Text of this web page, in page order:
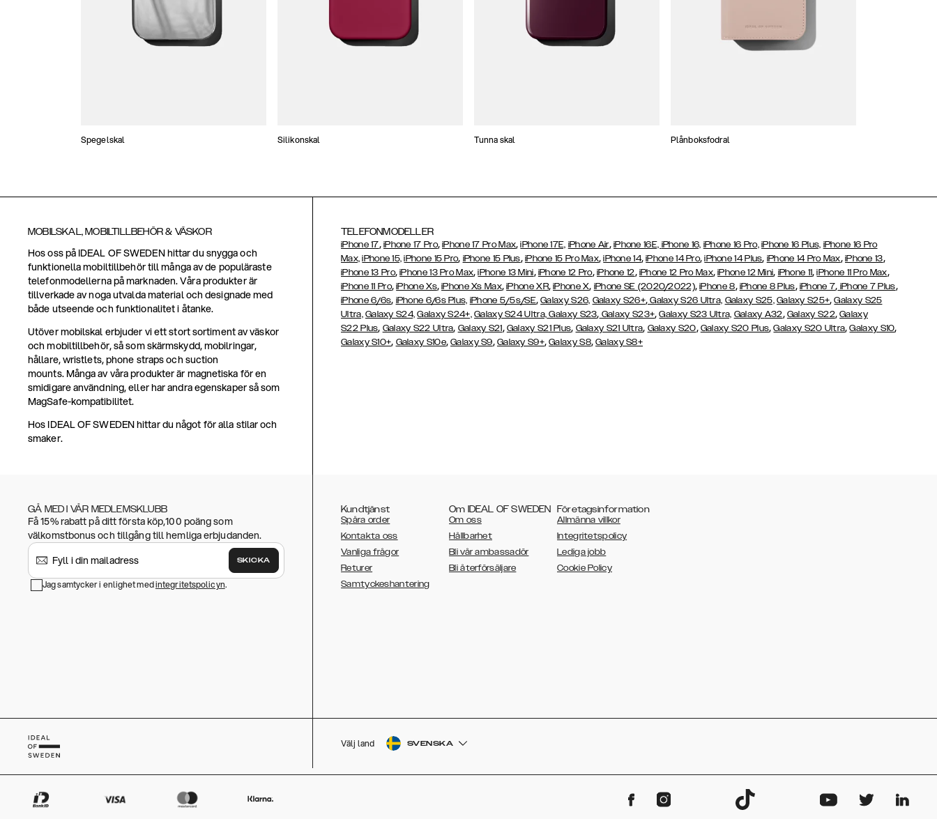
Spegelskal Silikonskal Tunna skal Plånboksfodral
MOBILSKAL, MOBILTILLBEHÖR & VÄSKOR
Hos oss på IDEAL OF SWEDEN hittar du snygga och
funktionella mobiltillbehör till många av de populäraste
telefonmodellerna på marknaden. Våra produkter är
tillverkade av noga utvalda material och designade med
både utseende och funktionalitet i åtanke.
Utöver mobilskal erbjuder vi ett stort sortiment av väskor
och mobiltillbehör, så som skärmskydd, mobilringar,
hållare, wristlets, phone straps och suction
mounts. Många av våra produkter är magnetiska för en
smidigare användning, eller har andra egenskaper så som
MagSafe-kompatibilitet.
Hos IDEAL OF SWEDEN hittar du något för alla stilar och
smaker.
TELEFONMODELLER
iPhone 17, iPhone 17 Pro,iPhone 17 Pro Max,iPhone 17E, iPhone Air, iPhone 16E, iPhone 16, iPhone 16 Pro, iPhone 16 Plus, iPhone 16 Pro
Max, iPhone 15, iPhone 15 Pro, iPhone 15 Plus, iPhone 15 Pro Max,iPhone 14,iPhone 14 Pro,iPhone 14 Plus, iPhone 14 Pro Max, iPhone 13,
iPhone 13 Pro,iPhone 13 Pro Max,iPhone 13 Mini, iPhone 12 Pro, iPhone 12, iPhone 12 Pro Max,iPhone 12 Mini, iPhone 11,iPhone 11 Pro Max,
iPhone 11 Pro,iPhone Xs,iPhone Xs Max,iPhone XR,iPhone X, iPhone SE (2020/2022),iPhone 8, iPhone 8 Plus, iPhone 7, iPhone 7 Plus,
iPhone 6/6s, iPhone 6/6s Plus, iPhone 5/5s/SE,Galaxy S26, Galaxy S26+,Galaxy S26 Ultra, Galaxy S25, Galaxy S25+,Galaxy S25
Ultra, Galaxy S24, Galaxy S24+, Galaxy S24 Ultra, Galaxy S23, Galaxy S23+,Galaxy S23 Ultra, Galaxy A32, Galaxy S22,Galaxy
S22 Plus, Galaxy S22 Ultra, Galaxy S21, Galaxy S21 Plus, Galaxy S21 Ultra, Galaxy S20, Galaxy S20 Plus,Galaxy S20 Ultra,Galaxy S10,
Galaxy S10+, Galaxy S10e,Galaxy S9, Galaxy S9+,Galaxy S8,Galaxy S8+
GÅ MED I VÅR MEDLEMSKLUBB
Få 15% rabatt på ditt första köp,100 poäng som
välkomstbonus och tillgång till hemliga erbjudanden.
SKICKA
Jag samtycker i enlighet medintegritetspolicyn.
Kundtjänst
Spåra order
Kontakta oss
Vanliga frågor
Returer
Samtyckeshantering
Om IDEAL OF SWEDEN
Om oss
Hållbarhet
Bli vår ambassadör
Bli återförsäljare
Företagsinformation
Allmänna villkor
Integritetspolicy
Lediga jobb
Cookie Policy
Välj land SVENSKA
AUSTRALIA
ESPAÑOL